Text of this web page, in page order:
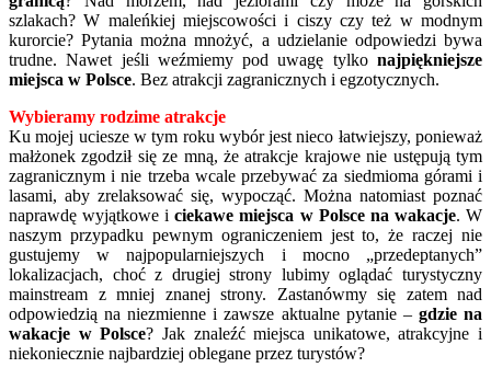
szlakach? W maleńkiej miejscowości i ciszy czy też w modnym
kurorcie? Pytania można mnożyć, a udzielanie odpowiedzi bywa
trudne. Nawet jeśli weźmiemy pod uwagę tylko najpiękniejsze
miejsca w Polsce. Bez atrakcji zagranicznych i egzotycznych.
Wybieramy rodzime atrakcje
Ku mojej uciesze w tym roku wybór jest nieco łatwiejszy, ponieważ
małżonek zgodził się ze mną, że atrakcje krajowe nie ustępują tym
zagranicznym i nie trzeba wcale przebywać za siedmioma górami i
lasami, aby zrelaksować się, wypocząć. Można natomiast poznać
naprawdę wyjątkowe iciekawe miejsca w Polsce na wakacje. W
naszym przypadku pewnym ograniczeniem jest to, że raczej nie
gustujemy w najpopularniejszych i mocno „przedeptanych”
lokalizacjach, choć z drugiej strony lubimy oglądać turystyczny
mainstream z mniej znanej strony. Zastanówmy się zatem nad
odpowiedzią na niezmienne i zawsze aktualne pytanie – gdzie na
wakacje w Polsce? Jak znaleźć miejsca unikatowe, atrakcyjne i
niekoniecznie najbardziej oblegane przez turystów?